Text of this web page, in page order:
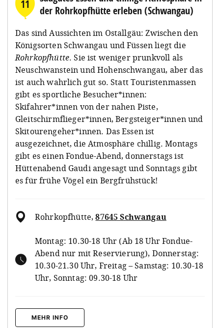
11
der Rohrkopfhütte erleben (Schwangau)
Das sind Aussichten im Ostallgäu: Zwischen den
Königsorten Schwangau und Füssen liegt die
Rohrkopfhütte. Sie ist weniger prunkvoll als
Neuschwanstein und Hohenschwangau, aber das
ist auch wahrlich gut so. Statt Touristenmassen
gibt es sportliche Besucher*innen:
Skifahrer*innen von der nahen Piste,
Gleitschirmflieger*innen, Bergsteiger*innen und
Skitourengeher*innen. Das Essen ist
ausgezeichnet, die Atmosphäre chillig. Montags
gibt es einen Fondue-Abend, donnerstags ist
Hüttenabend Gaudi angesagt und Sonntags gibt
es für frühe Vögel ein Bergfrühstück!
Rohrkopfhütte,87645 Schwangau
Montag: 10.30-18 Uhr (Ab 18 Uhr Fondue-
Abend nur mit Reservierung), Donnerstag:
10.30-21.30 Uhr, Freitag – Samstag: 10.30-18
Uhr, Sonntag: 09.30-18 Uhr
MEHR INFO